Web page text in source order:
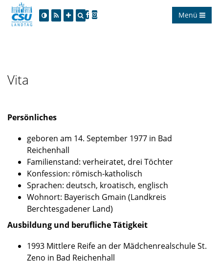
Menü
Vita
Persönliches
geboren am 14. September 1977 in Bad
Reichenhall
Familienstand: verheiratet, drei Töchter
Konfession: römisch-katholisch
Sprachen: deutsch, kroatisch, englisch
Wohnort: Bayerisch Gmain (Landkreis
Berchtesgadener Land)
Ausbildung und berufliche Tätigkeit
1993 Mittlere Reife an der Mädchenrealschule St.
Zeno in Bad Reichenhall